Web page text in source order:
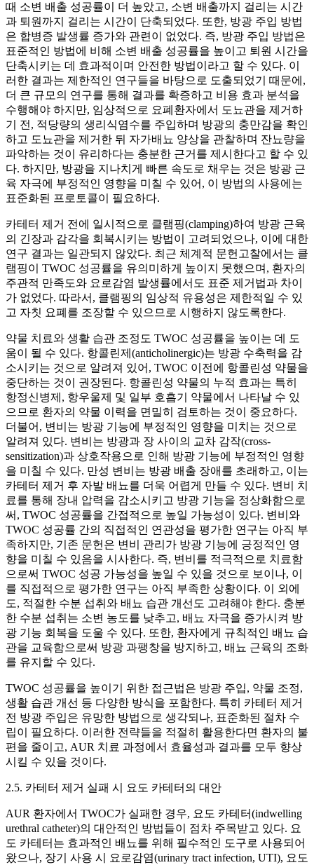
때 소변 배출 성공률이 더 높았고, 소변 배출까지 걸리는 시간
과 퇴원까지 걸리는 시간이 단축되었다. 또한, 방광 주입 방법
은 합병증 발생률 증가와 관련이 없었다. 즉, 방광 주입 방법은
표준적인 방법에 비해 소변 배출 성공률을 높이고 퇴원 시간을
단축시키는 데 효과적이며 안전한 방법이라고 할 수 있다. 이
러한 결과는 제한적인 연구들을 바탕으로 도출되었기 때문에,
더 큰 규모의 연구를 통해 결과를 확증하고 비용 효과 분석을
수행해야 하지만, 임상적으로 요폐환자에서 도뇨관을 제거하
기 전, 적당량의 생리식염수를 주입하며 방광의 충만감을 확인
하고 도뇨관을 제거한 뒤 자가배뇨 양상을 관찰하며 잔뇨량을
파악하는 것이 유리하다는 충분한 근거를 제시한다고 할 수 있
다. 하지만, 방광을 지나치게 빠른 속도로 채우는 것은 방광 근
육 자극에 부정적인 영향을 미칠 수 있어, 이 방법의 사용에는
표준화된 프로토콜이 필요하다.
카테터 제거 전에 일시적으로 클램핑(clamping)하여 방광 근육
의 긴장과 감각을 회복시키는 방법이 고려되었으나, 이에 대한
연구 결과는 일관되지 않았다. 최근 체계적 문헌고찰에서는 클
램핑이 TWOC 성공률을 유의미하게 높이지 못했으며, 환자의
주관적 만족도와 요로감염 발생률에서도 표준 제거법과 차이
가 없었다. 따라서, 클램핑의 임상적 유용성은 제한적일 수 있
고 자칫 요폐를 조장할 수 있으므로 시행하지 않도록한다.
약물 치료와 생활 습관 조정도 TWOC 성공률을 높이는 데 도
움이 될 수 있다. 항콜린제(anticholinergic)는 방광 수축력을 감
소시키는 것으로 알려져 있어, TWOC 이전에 항콜린성 약물을
중단하는 것이 권장된다. 항콜린성 약물의 누적 효과는 특히
항정신병제, 항우울제 및 일부 호흡기 약물에서 나타날 수 있
으므로 환자의 약물 이력을 면밀히 검토하는 것이 중요하다.
더불어, 변비는 방광 기능에 부정적인 영향을 미치는 것으로
알려져 있다. 변비는 방광과 장 사이의 교차 감작(cross-
sensitization)과 상호작용으로 인해 방광 기능에 부정적인 영향
을 미칠 수 있다. 만성 변비는 방광 배출 장애를 초래하고, 이는
카테터 제거 후 자발 배뇨를 더욱 어렵게 만들 수 있다. 변비 치
료를 통해 장내 압력을 감소시키고 방광 기능을 정상화함으로
써, TWOC 성공률을 간접적으로 높일 가능성이 있다. 변비와
TWOC 성공률 간의 직접적인 연관성을 평가한 연구는 아직 부
족하지만, 기존 문헌은 변비 관리가 방광 기능에 긍정적인 영
향을 미칠 수 있음을 시사한다. 즉, 변비를 적극적으로 치료함
으로써 TWOC 성공 가능성을 높일 수 있을 것으로 보이나, 이
를 직접적으로 평가한 연구는 아직 부족한 상황이다. 이 외에
도, 적절한 수분 섭취와 배뇨 습관 개선도 고려해야 한다. 충분
한 수분 섭취는 소변 농도를 낮추고, 배뇨 자극을 증가시켜 방
광 기능 회복을 도울 수 있다. 또한, 환자에게 규칙적인 배뇨 습
관을 교육함으로써 방광 과팽창을 방지하고, 배뇨 근육의 조화
를 유지할 수 있다.
TWOC 성공률을 높이기 위한 접근법은 방광 주입, 약물 조정,
생활 습관 개선 등 다양한 방식을 포함한다. 특히 카테터 제거
전 방광 주입은 유망한 방법으로 생각되나, 표준화된 절차 수
립이 필요하다. 이러한 전략들을 적절히 활용한다면 환자의 불
편을 줄이고, AUR 치료 과정에서 효율성과 결과를 모두 향상
시킬 수 있을 것이다.
2.5. 카테터 제거 실패 시 요도 카테터의 대안
AUR 환자에서 TWOC가 실패한 경우, 요도 카테터(indwelling
urethral catheter)의 대안적인 방법들이 점차 주목받고 있다. 요
도 카테터는 효과적인 배뇨를 위해 필수적인 도구로 사용되어
왔으나, 장기 사용 시 요로감염(urinary tract infection, UTI), 요도